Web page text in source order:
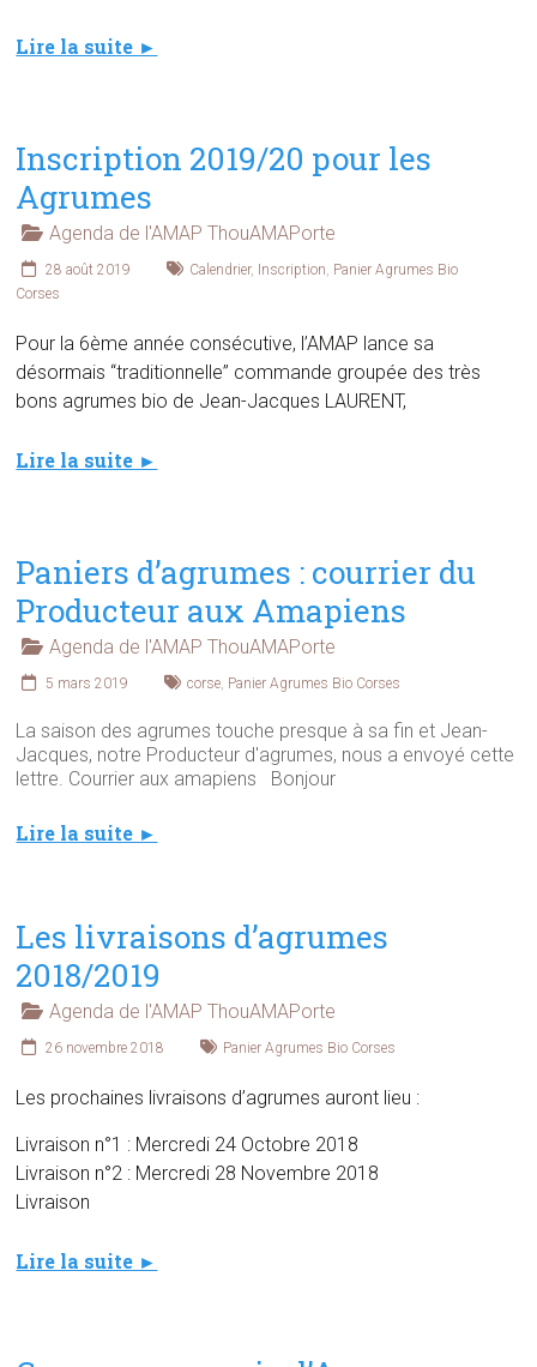
Lire la suite ►
Inscription 2019/20 pour les
Agrumes
Agenda de l'AMAP ThouAMAPorte
28 août 2019 Calendrier, Inscription, Panier Agrumes Bio
Corses
Pour la 6ème année consécutive, l’AMAP lance sa
désormais “traditionnelle” commande groupée des très
bons agrumes bio de Jean-Jacques LAURENT,
Lire la suite ►
Paniers d’agrumes : courrier du
Producteur aux Amapiens
Agenda de l'AMAP ThouAMAPorte
5 mars 2019 corse, Panier Agrumes Bio Corses
La saison des agrumes touche presque à sa fin et Jean-
Jacques, notre Producteur d'agrumes, nous a envoyé cette
lettre. Courrier aux amapiens Bonjour
Lire la suite ►
Les livraisons d’agrumes
2018/2019
Agenda de l'AMAP ThouAMAPorte
26 novembre 2018 Panier Agrumes Bio Corses
Les prochaines livraisons d’agrumes auront lieu :
Livraison n°1 : Mercredi 24 Octobre 2018
Livraison n°2 : Mercredi 28 Novembre 2018
Livraison
Lire la suite ►